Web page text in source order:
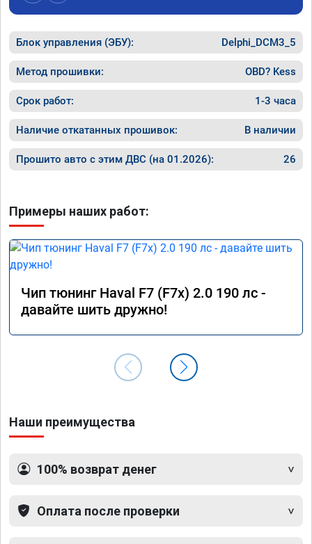
Блок управления (ЭБУ): Delphi_DCM3_5
Метод прошивки: OBD? Kess
Срок работ: 1-3 часа
Наличие откатанных прошивок: В наличии
Прошито авто с этим ДВС (на 01.2026): 26
Примеры наших работ:
Чип тюнинг Haval F7 (F7x) 2.0 190 лс -
давайте шить дружно!
Наши преимущества
100% возврат денег
Оплата после проверки